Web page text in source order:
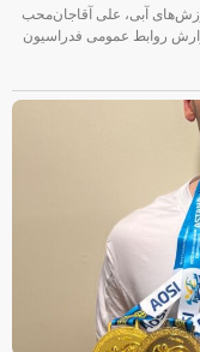
آبی، علی آقاجان‌محب
روابط عمومی فدراسیون